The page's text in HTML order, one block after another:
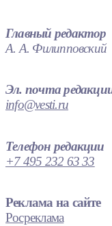
Главный редактор
А. А. Филипповский
Эл. почта
info@vesti.ru
Телефон редакции
+7 495 232 63 33
Реклама на сайте
Росреклама